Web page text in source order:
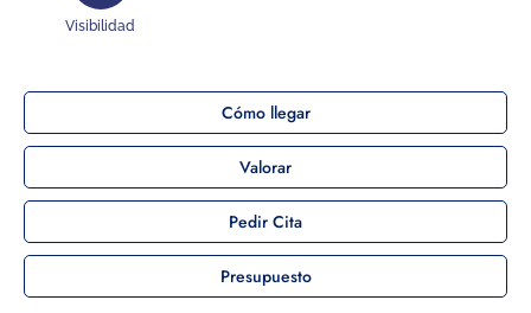
Visibilidad
Cómo llegar
Valorar
Pedir Cita
Presupuesto